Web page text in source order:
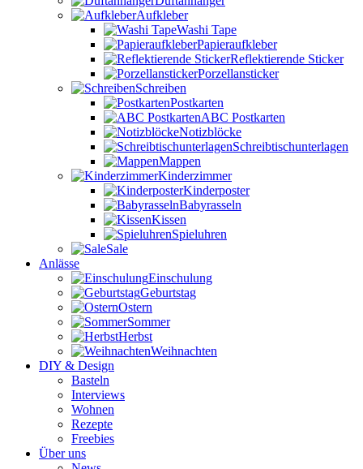
Aufkleber
Washi Tape
Papieraufkleber
Reflektierende Sticker
Porzellansticker
Schreiben
Postkarten
ABC Postkarten
Notizblöcke
Schreibtischunterlagen
Mappen
Kinderzimmer
Kinderposter
Babyrasseln
Kissen
Spieluhren
Sale
Anlässe
Einschulung
Geburtstag
Ostern
Sommer
Herbst
Weihnachten
DIY & Design
Basteln
Interviews
Wohnen
Rezepte
Freebies
Über uns